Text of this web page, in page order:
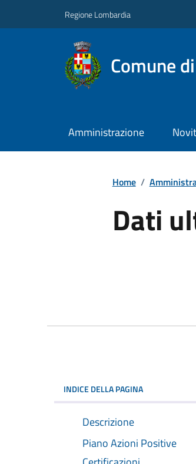
Regione Lombardia
Comune
Amministrazione
Home /
Dati
INDICE DELLA PAGINA
Descrizione
Piano Azioni Positive